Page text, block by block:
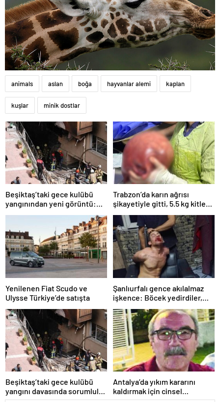
animals aslan boğa hayvanlar alemi kaplan
kuşlar minik dostlar
Beşiktaş’taki gece kulübü
yangınından yeni görüntü:
İşçiler çalışırken duman sardı
Trabzon’da karın ağrısı
şikayetiyle gitti, 5.5 kg kitle
çıktı
Yenilenen Fiat Scudo ve
Ulysse Türkiye’de satışta
Şanlıurfalı gence akılalmaz
işkence: Böcek yedirdiler,
Beşiktaş’taki gece kulübü
yangını davasında sorumlular
Antalya’da yıkım kararını
kaldırmak için cinsel